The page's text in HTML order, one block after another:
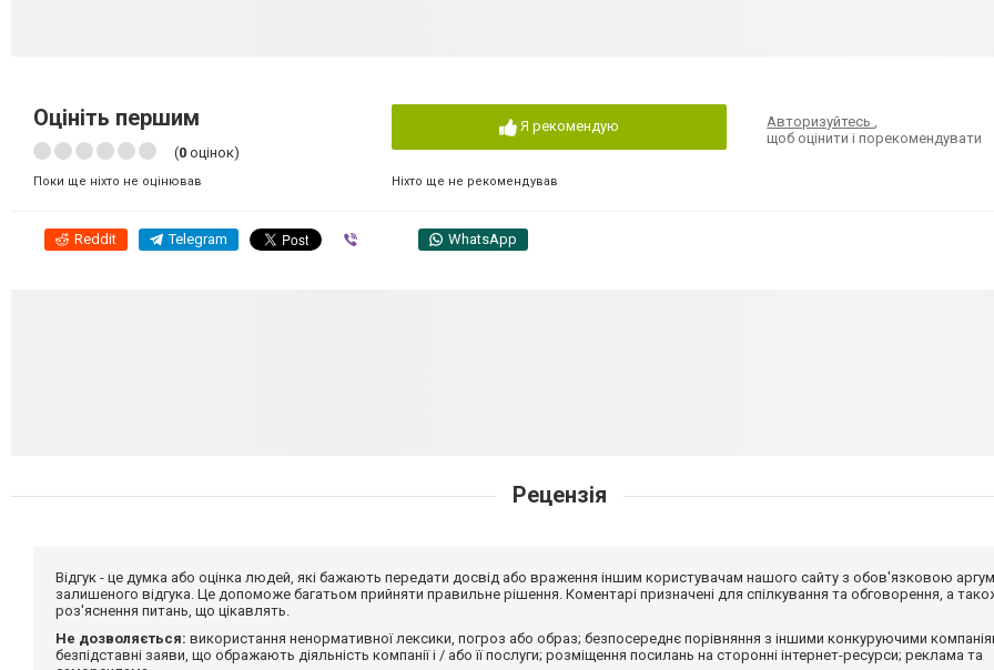
Оцініть першим
(0 оцінок)
Поки ще ніхто не оцінював
Я рекомендую
Ніхто ще не рекомендував
Авторизуйтесь,
щоб оцінити і порекомендувати
Reddit Telegram WhatsApp
Рецензія
Відгук - це думка або оцінка людей, які бажають передати досвід або враження іншим користувачам нашого сайту з обов'язковою
залишеного відгука. Це допоможе багатьом прийняти правильне рішення. Коментарі призначені для спілкування та обговорення, а
роз'яснення питань, що цікавлять.
Не дозволяється: використання ненормативної лексики, погроз або образ; безпосереднє порівняння з іншими конкуруючими
безпідставні заяви, що ображають діяльність компанії і / або її послуги; розміщення посилань на сторонні інтернет-ресурси; реклама та